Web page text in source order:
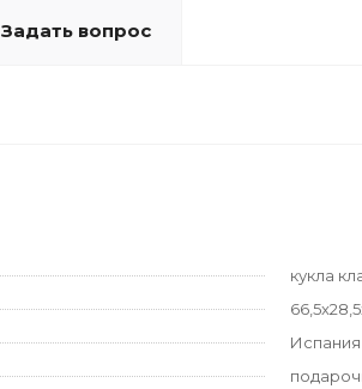
Задать вопрос
кукла
Испания